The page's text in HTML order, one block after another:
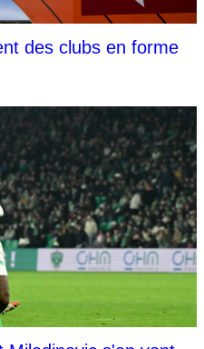
des clubs en forme